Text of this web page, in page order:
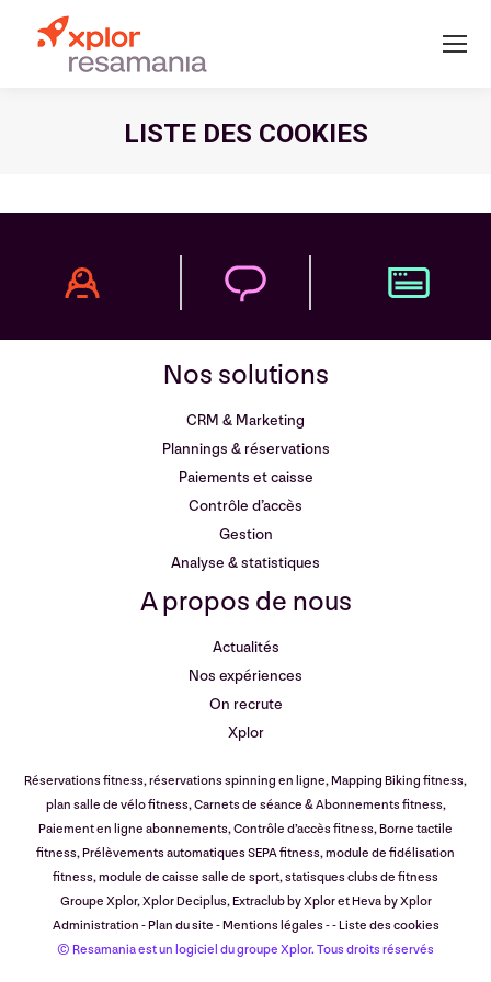
LISTE DES COOKIES
Nos solutions
CRM & Marketing
Plannings & réservations
Paiements et caisse
Contrôle d’accès
Gestion
Analyse & statistiques
A propos de nous
Actualités
Nos expériences
On recrute
Xplor
Réservations fitness, réservations spinning en ligne, Mapping Biking fitness,
plan salle de vélo fitness, Carnets de séance & Abonnements fitness,
Paiement en ligne abonnements, Contrôle d’accès fitness, Borne tactile
fitness, Prélèvements automatiques SEPA fitness, module de fidélisation
fitness, module de caisse salle de sport, statisques clubs de fitness
Groupe Xplor,Xplor Deciplus,Extraclub by XploretHeva by Xplor
Administration -Plan du site -Mentions légales --Liste des cookies
© Resamania est un logiciel du groupe Xplor. Tous droits réservés